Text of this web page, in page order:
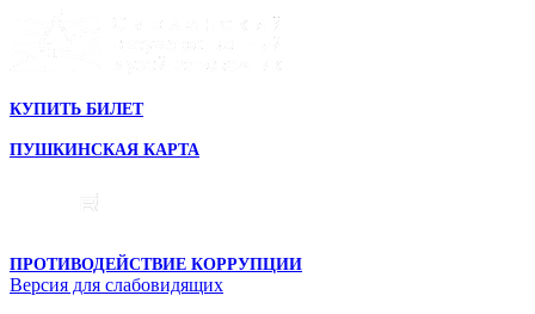
КУПИТЬ БИЛЕТ
ПУШКИНСКАЯ КАРТА
ПРОТИВОДЕЙСТВИЕ КОРРУПЦИИ
Версия для слабовидящих